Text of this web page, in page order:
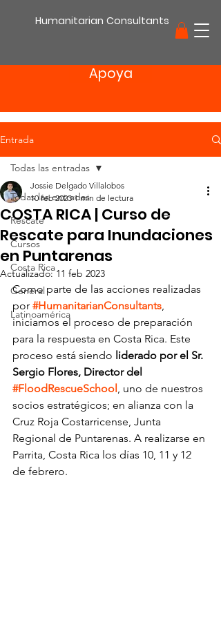
Humanitarian Consultants
Apoya
Entrada
Todas las entradas
Rescate
Cursos
Costa Rica
General
Latinoamérica
Todas las entradas
COSTA RICA | Curso de
Rescate para Inundaciones
en Puntarenas
Jossie Delgado Villalobos
10 feb 2023 1 min de lectura
Actualizado:11 feb 2023
Como parte de las acciones realizadas
por #HumanitarianConsultants,
iniciamos el proceso de preparación
para la respuesta en Costa Rica. Este
proceso está siendo liderado por el Sr.
Sergio Flores, Director del
#FloodRescueSchool, uno de nuestros
socios estratégicos; en alianza con la
Cruz Roja Costarricense, Junta
Regional de Puntarenas. A realizarse en
Parrita, Costa Rica los días 10, 11 y 12
de febrero.